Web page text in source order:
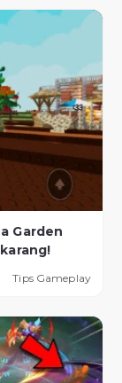
Garden
Tips Gameplay